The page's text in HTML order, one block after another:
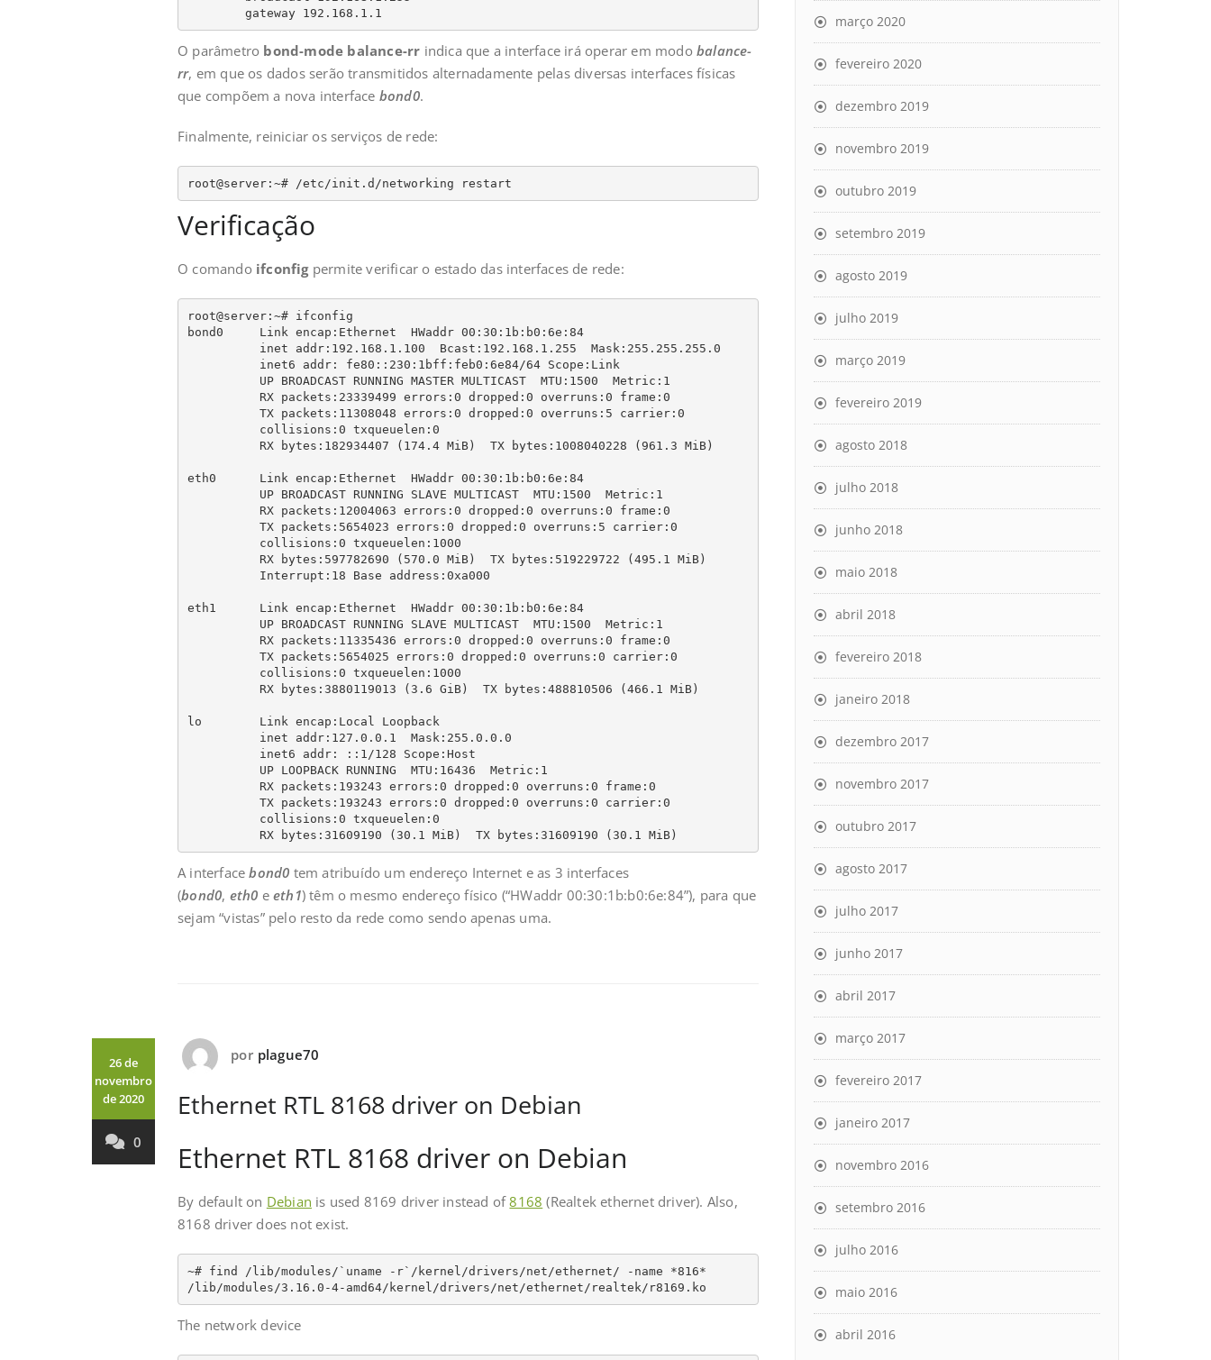
        gateway 192.168.1.1
O parâmetro bond-mode balance-rr indica que a interface irá operar em modobalance-
rr, em que os dados serão transmitidos alternadamente pelas diversas interfaces físicas
que compõem a nova interface bond0.
Finalmente, reiniciar os serviços de rede:
root@server:~# /etc/init.d/networking restart
Verificação
O comando ifconfigpermite verificar o estado das interfaces de rede:
root@server:~# ifconfig
bond0     Link encap:Ethernet  HWaddr 00:30:1b:b0:6e:84
eth0      Link encap:Ethernet  HWaddr 00:30:1b:b0:6e:84
eth1      Link encap:Ethernet  HWaddr 00:30:1b:b0:6e:84
lo        Link encap:Local Loopback
          RX bytes:31609190 (30.1 MiB)  TX bytes:31609190 (30.1 MiB)
A interfacebond0 tem atribuído um endereço Internet e as 3 interfaces
(bond0, eth0 eeth1) têm o mesmo endereço físico (“HWaddr 00:30:1b:b0:6e:84”), para que
sejam “vistas” pelo resto da rede como sendo apenas uma.
26 de
novembro
de 2020
0
por plague70
Ethernet RTL 8168 driver on Debian
Ethernet RTL 8168 driver on Debian
By default on Debian is used 8169 driver instead of8168 (Realtek ethernet driver). Also,
8168 driver does not exist.
~# find /lib/modules/`uname -r`/kernel/drivers/net/ethernet/ -name *816*
The network device
março 2020
fevereiro 2020
dezembro 2019
novembro 2019
outubro 2019
setembro 2019
agosto 2019
julho 2019
março 2019
fevereiro 2019
agosto 2018
julho 2018
junho 2018
maio 2018
abril 2018
fevereiro 2018
janeiro 2018
dezembro 2017
novembro 2017
outubro 2017
agosto 2017
julho 2017
junho 2017
abril 2017
março 2017
fevereiro 2017
janeiro 2017
novembro 2016
setembro 2016
julho 2016
maio 2016
abril 2016